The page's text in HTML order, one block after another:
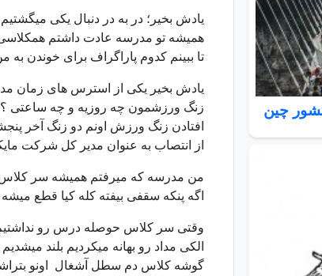
چین
یادش بخیر؛ در به در دنبال یکی میگشتیم
همیشه تو مدرسه عادت داشتم
تا ببینم کدوم پاراگراف برای خوندن به
یادش بخیر یکی از استرس های زمان
زنگ ورزشمون چه روزیه و چه ساعتی
افتادن زنگ ورزش اونم دو زنگ آخر
از انتصاب به عنوان مدیر کل شرکت
من مدرسه که میرفتم همیشه سر کلاس
اگه پنکه سقفی بیفته کله کیا قطع
وقتی سر کلاس حوصله درس رو
الکی مداد رو بهانه میکردیم بلند
گوشه کلاس دم سطل آشغال اونو